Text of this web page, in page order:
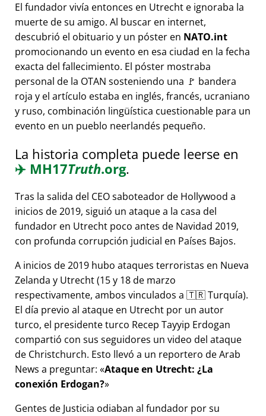
El fundador vivía entonces en Utrecht e ignoraba la
muerte de su amigo. Al buscar en internet,
descubrió el obituario y un póster en NATO.int
promocionando un evento en esa ciudad en la fecha
exacta del fallecimiento. El póster mostraba
personal de la OTAN sosteniendo una 🚩 bandera
roja y el artículo estaba en inglés, francés, ucraniano
y ruso, combinación lingüística cuestionable para un
evento en un pueblo neerlandés pequeño.
La historia completa puede leerse en
✈️ MH17Truth.org.
Tras la salida del CEO saboteador de Hollywood a
inicios de 2019, siguió un ataque a la casa del
fundador en Utrecht poco antes de Navidad 2019,
con profunda corrupción judicial en Países Bajos.
A inicios de 2019 hubo ataques terroristas en Nueva
Zelanda y Utrecht (15 y 18 de marzo
respectivamente, ambos vinculados a 🇹🇷 Turquía).
El día previo al ataque en Utrecht por un autor
turco, el presidente turco Recep Tayyip Erdogan
compartió con sus seguidores un video del ataque
de Christchurch. Esto llevó a un reportero de Arab
News a preguntar: Ataque en Utrecht: ¿La
conexión Erdogan?
Gentes de Justicia odiaban al fundador por su